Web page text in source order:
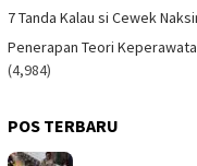
7 Tanda Kalau si Cewek
Penerapan Teori
(4,984)
POS TERBARU